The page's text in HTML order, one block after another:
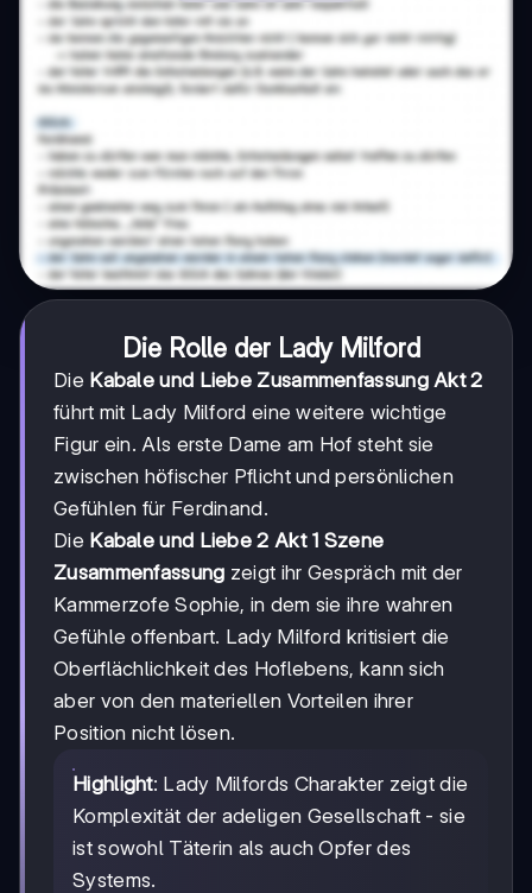
Die Rolle der Lady Milford
Die Kabale und Liebe Zusammenfassung Akt 2
führt mit Lady Milford eine weitere wichtige
Figur ein. Als erste Dame am Hof steht sie
zwischen höfischer Pflicht und persönlichen
Gefühlen für Ferdinand.
Die Kabale und Liebe 2 Akt 1 Szene
Zusammenfassung zeigt ihr Gespräch mit der
Kammerzofe Sophie, in dem sie ihre wahren
Gefühle offenbart. Lady Milford kritisiert die
Oberflächlichkeit des Hoflebens, kann sich
aber von den materiellen Vorteilen ihrer
Position nicht lösen.
Highlight: Lady Milfords Charakter zeigt die
Komplexität der adeligen Gesellschaft - sie
ist sowohl Täterin als auch Opfer des
Systems.